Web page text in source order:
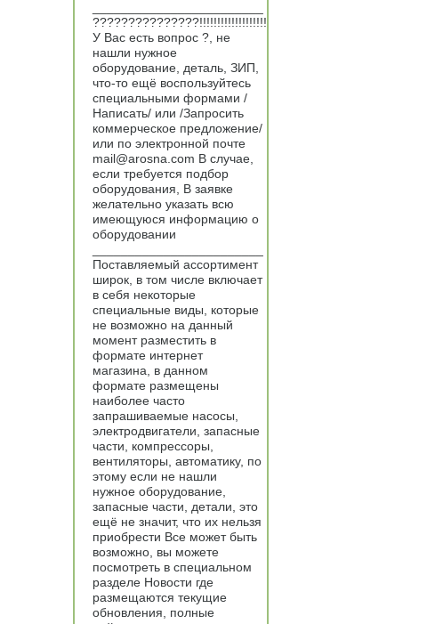
???????????????!!!!!!!!!!!!!!!!!!!
У Вас есть вопрос ?, не
нашли нужное
оборудование, деталь, ЗИП,
что-то ещё воспользуйтесь
специальными формами /
Написать/ или /Запросить
коммерческое предложение/
или по электронной почте
mail@arosna.com В случае,
если требуется подбор
оборудования, В заявке
желательно указать всю
имеющуюся информацию о
оборудовании
Поставляемый ассортимент
широк, в том числе включает
в себя некоторые
специальные виды, которые
не возможно на данный
момент разместить в
формате интернет
магазина, в данном
формате размещены
наиболее часто
запрашиваемые насосы,
электродвигатели, запасные
части, компрессоры,
вентиляторы, автоматику, по
этому если не нашли
нужное оборудование,
запасные части, детали, это
ещё не значит, что их нельзя
приобрести Все может быть
возможно, вы можете
посмотреть в специальном
разделе Новости где
размещаются текущие
обновления, полные